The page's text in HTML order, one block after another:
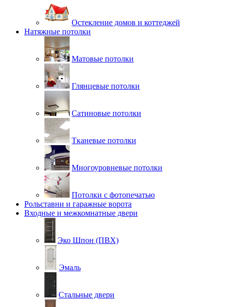
Остекление домов и коттеджей
Натяжные потолки
Матовые потолки
Глянцевые потолки
Сатиновые потолки
Тканевые потолки
Многоуровневые потолки
Потолки с фотопечатью
Рольставни и гаражные ворота
Входные и межкомнатные двери
Эко Шпон (ПВХ)
Эмаль
Стальные двери